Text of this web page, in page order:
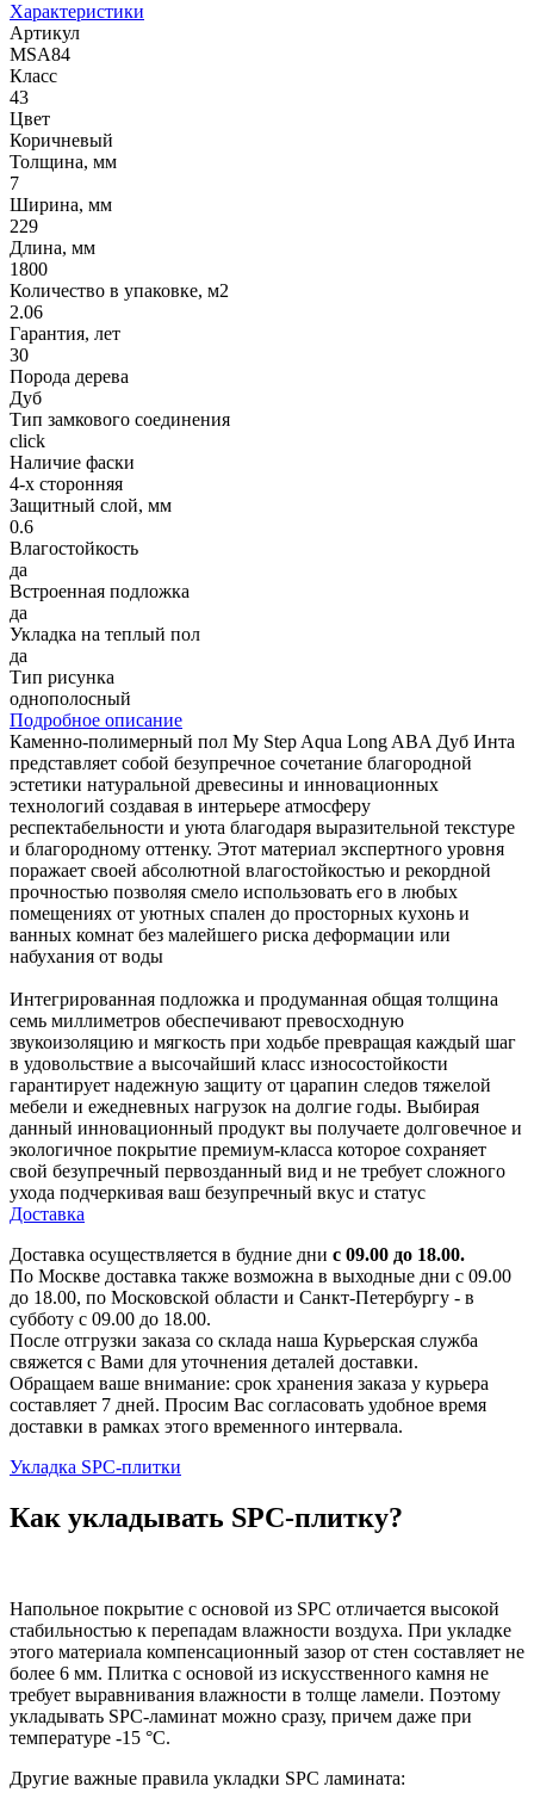
Характеристики
Артикул
MSA84
Класс
43
Цвет
Коричневый
Толщина, мм
7
Ширина, мм
229
Длина, мм
1800
Количество в упаковке, м2
2.06
Гарантия, лет
30
Порода дерева
Дуб
Тип замкового соединения
click
Наличие фаски
4-х сторонняя
Защитный слой, мм
0.6
Влагостойкость
да
Встроенная подложка
да
Укладка на теплый пол
да
Тип рисунка
однополосный
Подробное описание
Каменно-полимерный пол My Step Aqua Long ABA Дуб Инта
представляет собой безупречное сочетание благородной
эстетики натуральной древесины и инновационных
технологий создавая в интерьере атмосферу
респектабельности и уюта благодаря выразительной текстуре
и благородному оттенку. Этот материал экспертного уровня
поражает своей абсолютной влагостойкостью и рекордной
прочностью позволяя смело использовать его в любых
помещениях от уютных спален до просторных кухонь и
ванных комнат без малейшего риска деформации или
набухания от воды
Интегрированная подложка и продуманная общая толщина
семь миллиметров обеспечивают превосходную
звукоизоляцию и мягкость при ходьбе превращая каждый шаг
в удовольствие а высочайший класс износостойкости
гарантирует надежную защиту от царапин следов тяжелой
мебели и ежедневных нагрузок на долгие годы. Выбирая
данный инновационный продукт вы получаете долговечное и
экологичное покрытие премиум-класса которое сохраняет
свой безупречный первозданный вид и не требует сложного
ухода подчеркивая ваш безупречный вкус и статус
Доставка
Доставка осуществляется в будние дни с 09.00 до 18.00.
По Москве доставка также возможна в выходные дни с 09.00
до 18.00, по Московской области и Санкт-Петербургу - в
субботу с 09.00 до 18.00.
После отгрузки заказа со склада наша Курьерская служба
свяжется с Вами для уточнения деталей доставки.
Обращаем ваше внимание: срок хранения заказа у курьера
составляет 7 дней. Просим Вас согласовать удобное время
доставки в рамках этого временного интервала.
Укладка SPC-плитки
Как укладывать SPC-плитку?
Напольное покрытие с основой из SPC отличается высокой
стабильностью к перепадам влажности воздуха. При укладке
этого материала компенсационный зазор от стен составляет не
более 6 мм. Плитка с основой из искусственного камня не
требует выравнивания влажности в толще ламели. Поэтому
укладывать SPC-ламинат можно сразу, причем даже при
температуре -15 °C.
Другие важные правила укладки SPC ламината: